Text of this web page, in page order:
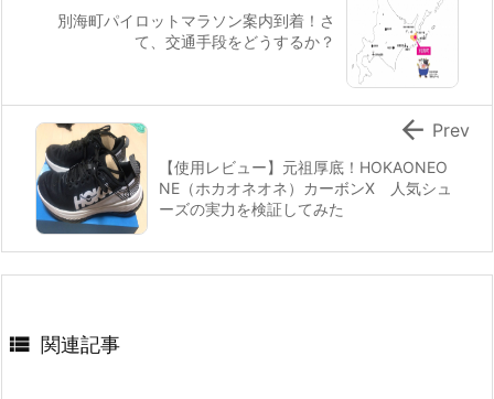
別海町パイロットマラソン案内到着！さ
て、交通手段をどうするか？
【使用レビュー】元祖厚底！HOKAONEO
NE（ホカオネオネ）カーボンX 人気シュ
ーズの実力を検証してみた
 Prev
 関連記事